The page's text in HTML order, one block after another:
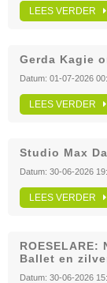
LEES VERDER
Gerda Kagie
Datum: 01-07-2026
LEES VERDER
Studio Max
Datum: 30-06-2026
LEES VERDER
Ballet en
Datum: 30-06-2026